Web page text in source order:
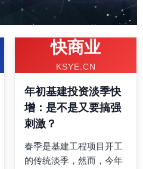
快商业
KSYE.CN
年初基建投资淡季快
增：是不是又要搞强
刺激？
春季是基建工程项目开工
的传统淡季，然而，今年